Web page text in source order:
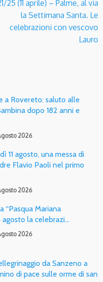
25 (11 aprile) – Palme, al via
la Settimana Santa. Le
celebrazioni con vescovo
Lauro
a Rovereto: saluto alle
dopo 182 anni e
2026
11 agosto, una messa di
Flavio Paoli nel primo
2026
“Pasqua Mariana
agosto la celebrazi…
2026
da Sanzeno a
di pace sulle orme di san